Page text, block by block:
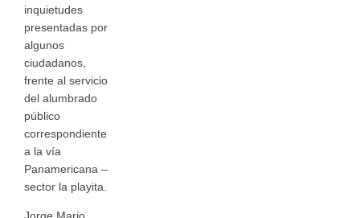
inquietudes
presentadas por
algunos
ciudadanos,
frente al servicio
del alumbrado
público
correspondiente
a la vía
Panamericana –
sector la playita.